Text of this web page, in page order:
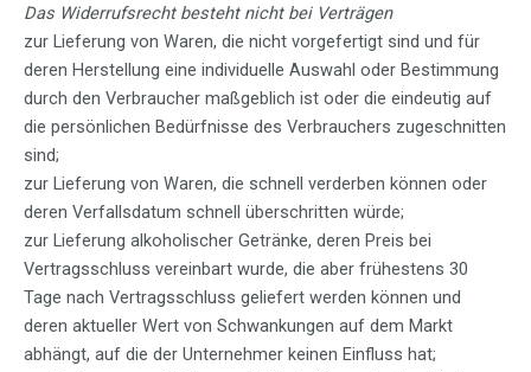
Das Widerrufsrecht besteht nicht bei Verträgen
zur Lieferung von Waren, die nicht vorgefertigt sind und für
deren Herstellung eine individuelle Auswahl oder Bestimmung
durch den Verbraucher maßgeblich ist oder die eindeutig auf
die persönlichen Bedürfnisse des Verbrauchers zugeschnitten
sind;
zur Lieferung von Waren, die schnell verderben können oder
deren Verfallsdatum schnell überschritten würde;
zur Lieferung alkoholischer Getränke, deren Preis bei
Vertragsschluss vereinbart wurde, die aber frühestens 30
Tage nach Vertragsschluss geliefert werden können und
deren aktueller Wert von Schwankungen auf dem Markt
abhängt, auf die der Unternehmer keinen Einfluss hat;